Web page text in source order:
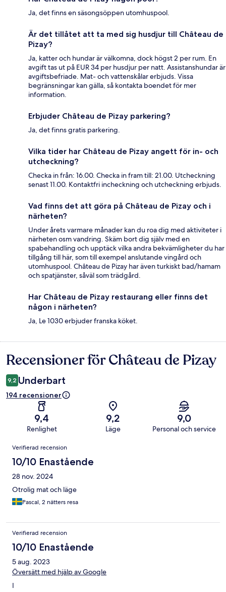
Ja, det finns en säsongsöppen utomhuspool.
Är det tillåtet att ta med sig husdjur till Château de
Pizay?
Ja, katter och hundar är välkomna, dock högst 2 per rum. En
avgift tas ut på EUR 34 per husdjur per natt. Assistanshundar är
avgiftsbefriade. Mat- och vattenskålar erbjuds. Vissa
begränsningar kan gälla, så kontakta boendet för mer
information.
Erbjuder Château de Pizay parkering?
Ja, det finns gratis parkering.
Vilka tider har Château de Pizay angett för in- och
utcheckning?
Checka in från: 16.00. Checka in fram till: 21.00. Utcheckning
senast 11.00. Kontaktfri incheckning och utcheckning erbjuds.
Vad finns det att göra på Château de Pizay och i
närheten?
Under årets varmare månader kan du roa dig med aktiviteter i
närheten osm vandring. Skäm bort dig själv med en
spabehandling och upptäck vilka andra bekvämligheter du har
tillgång till här, som till exempel anslutande vingård och
utomhuspool. Château de Pizay har även turkiskt bad/hamam
och spatjänster, såväl som trädgård.
Har Château de Pizay restaurang eller finns det
någon i närheten?
Ja, Le 1030 erbjuder franska köket.
Recensioner
Recensioner för Château de Pizay
9,2 Underbart
194 recensioner
9,4
Renlighet
9,2
Läge
9,0
Personal och service
Recensioner
Verifierad recension
10/10 Enastående
28 nov. 2024
Otrolig mat och läge
Pascal, 2 nätters resa
Verifierad recension
10/10 Enastående
5 aug. 2023
Översätt med hjälp av Google
I